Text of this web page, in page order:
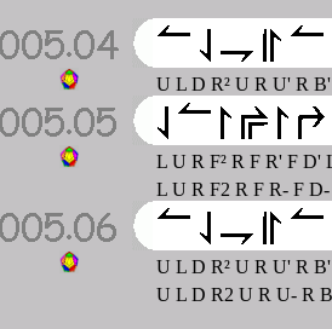
U L D R² U R U' R
L U R F² R F R' F D'
L U R F2 R F R- F
U L D R² U R U' R
U L D R2 U R U- R